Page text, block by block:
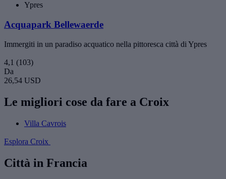
Ypres
Acquapark Bellewaerde
Immergiti in un paradiso acquatico nella pittoresca città di Ypres
4,1 (103)
Da
26,54 USD
Le migliori cose da fare a Croix
Villa Cavrois
Esplora Croix
Città in Francia